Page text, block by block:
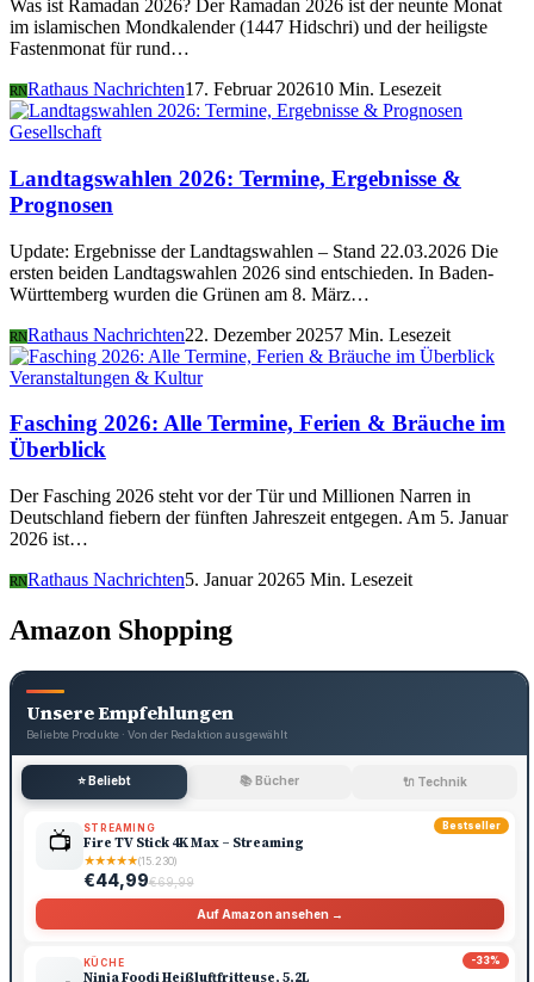
Was ist Ramadan 2026? Der Ramadan 2026 ist der neunte Monat
im islamischen Mondkalender (1447 Hidschri) und der heiligste
Fastenmonat für rund…
RNRathaus Nachrichten17. Februar 202610 Min. Lesezeit
Gesellschaft
Landtagswahlen 2026: Termine, Ergebnisse &
Prognosen
Update: Ergebnisse der Landtagswahlen – Stand 22.03.2026 Die
ersten beiden Landtagswahlen 2026 sind entschieden. In Baden-
Württemberg wurden die Grünen am 8. März…
RNRathaus Nachrichten22. Dezember 20257 Min. Lesezeit
Veranstaltungen & Kultur
Fasching 2026: Alle Termine, Ferien & Bräuche im
Überblick
Der Fasching 2026 steht vor der Tür und Millionen Narren in
Deutschland fiebern der fünften Jahreszeit entgegen. Am 5. Januar
2026 ist…
RNRathaus Nachrichten5. Januar 20265 Min. Lesezeit
Amazon Shopping
Unsere Empfehlungen
Beliebte Produkte · Von der Redaktion ausgewählt
⭐ Beliebt 📚 Bücher 🔌 Technik
Bestseller
📺 STREAMING
Fire TV Stick 4K Max – Streaming
★★★★★(15.230)
€44,99€69,99
Auf Amazon ansehen →
-33%
KÜCHE
Ninja Foodi Heißluftfritteuse, 5,2L